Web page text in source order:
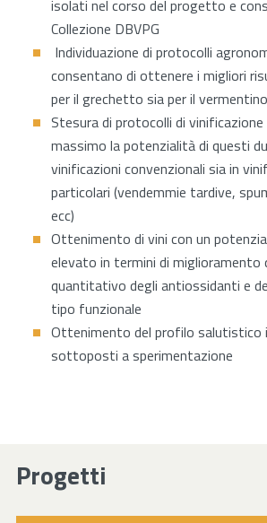
isolati nel corso del progetto e
Collezione DBVPG
Individuazione di protocolli
consentano di ottenere i migliori
per il grechetto sia per il vermentino
Stesura di protocolli di vinificazione
massimo la potenzialità di questi
vinificazioni convenzionali sia in
particolari (vendemmie tardive,
ecc)
Ottenimento di vini con un
elevato in termini di miglioramento
quantitativo degli antiossidanti e
tipo funzionale
Ottenimento del profilo salutistico
sottoposti a sperimentazione
Progetti